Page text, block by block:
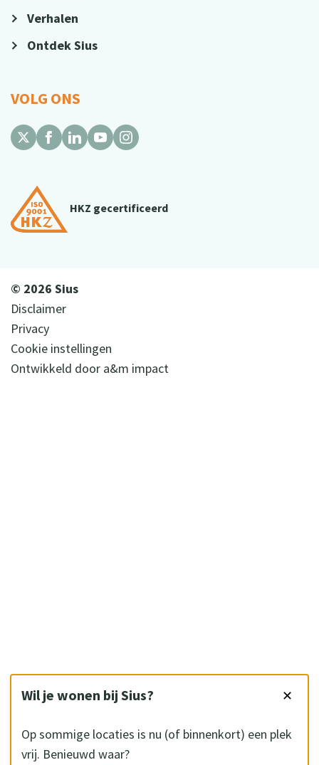
Wil je wonen bij Sius? ✕
Op sommige locaties is nu (of binnenkort) een plek
vrij. Benieuwd waar?
Verhalen
Ontdek Sius
VOLG ONS
HKZ gecertificeerd
© 2026 Sius
Disclaimer
Privacy
Cookie instellingen
Ontwikkeld door a&m impact